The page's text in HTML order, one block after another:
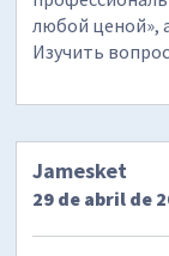
любой ценой»,
Изучить
Jamesket
29 de abril de